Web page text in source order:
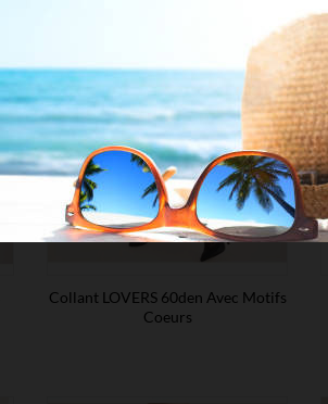
Collant LOVERS 60den Avec Motifs
Coeurs